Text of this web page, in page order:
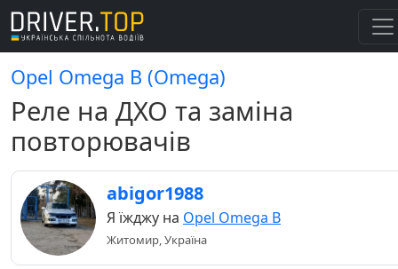
Opel Omega B (Omega)
Реле на ДХО та заміна
повторювачів
abigor1988
Я їжджу на Opel Omega B
Житомир, Україна